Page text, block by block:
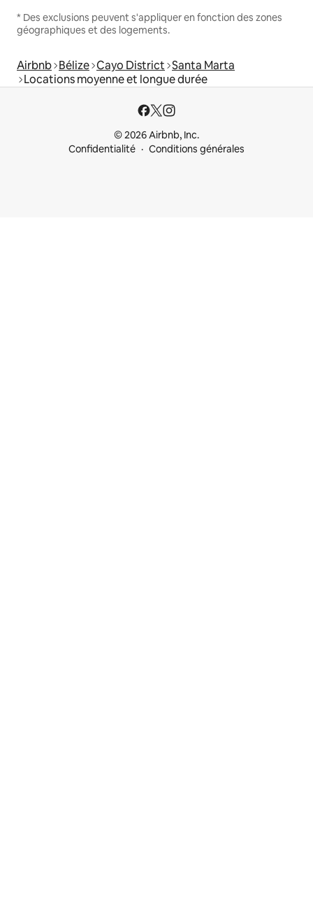
* Des exclusions peuvent s'appliquer en fonction des zones
géographiques et des logements.
Airbnb Bélize Cayo District Santa Marta
Locations moyenne et longue durée
© 2026 Airbnb, Inc.
Confidentialité
Conditions générales